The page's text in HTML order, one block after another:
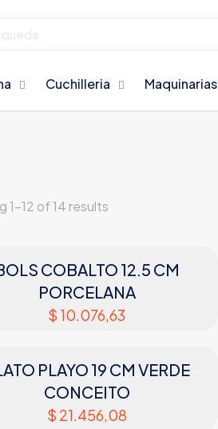
Cuchilleria Maquinarias
1–12 of 14 results
COBALTO 12.5 CM
PORCELANA
$ 10.076,63
PLAYO 19 CM VERDE
CONCEITO
$ 21.456,08